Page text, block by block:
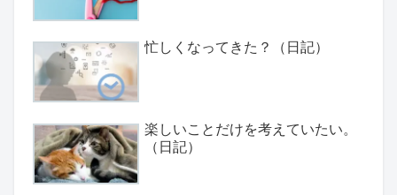
忙しくなってきた？（日記）
楽しいことだけを考えていたい。
（日記）